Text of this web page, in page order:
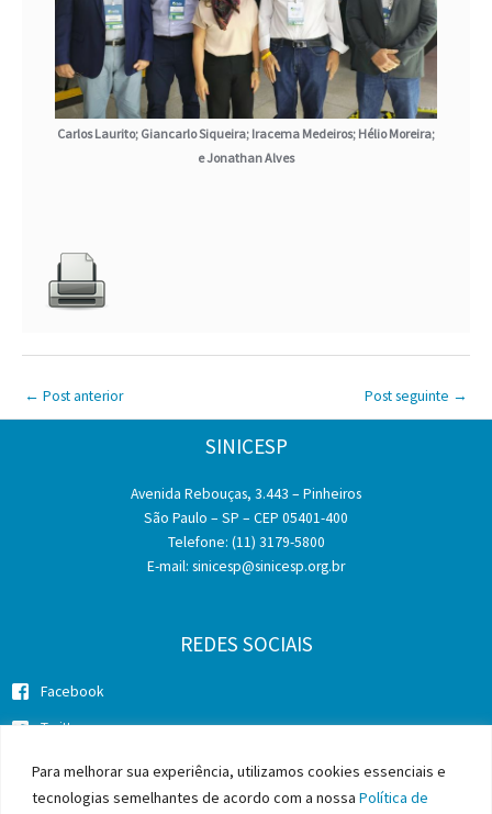
Para melhorar sua experiência, utilizamos cookies essenciais e
tecnologias semelhantes de acordo com a nossa Política de
Carlos Laurito; Giancarlo Siqueira; Iracema Medeiros; Hélio Moreira;
e Jonathan Alves
← Post anterior Post seguinte →
SINICESP
Avenida Rebouças, 3.443 – Pinheiros
São Paulo – SP – CEP 05401-400
Telefone: (11) 3179-5800
E-mail: sinicesp@sinicesp.org.br
REDES SOCIAIS
Facebook
Twitter
Instagram